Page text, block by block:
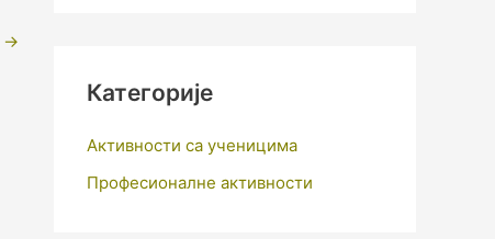
→
Категорије
Активности са ученицима
Професионалне активности